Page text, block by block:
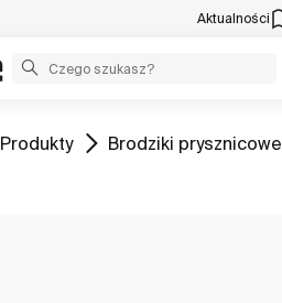
Aktualności
Zobacz
Produkty Zobacz
Brodziki prysznicowe